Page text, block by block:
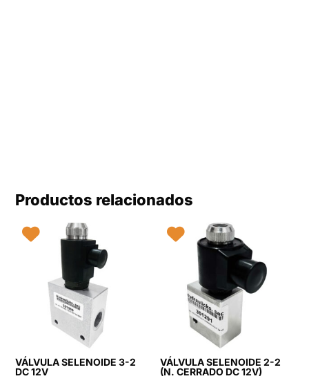
Productos relacionados
VÁLVULA SELENOIDE 3-2
DC 12V
VÁLVULA SELENOIDE 2-2
(N. CERRADO DC 12V)